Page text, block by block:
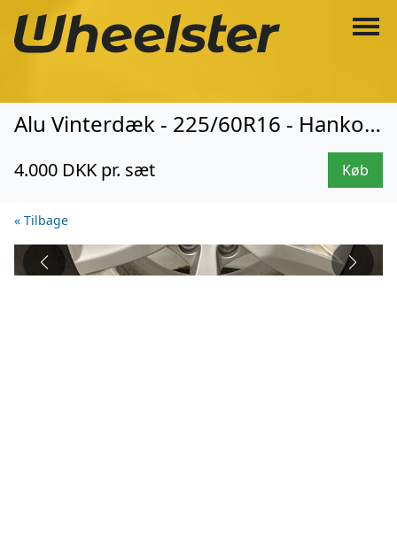
Alu Vinterdæk - 225/60R16 - Hankook (0083)
4.000 DKK pr. sæt Køb
« Tilbage